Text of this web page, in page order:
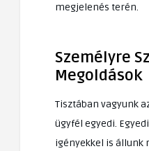
megjelenés terén.
Személyre
Megoldások
Tisztában vagyunk
ügyfél egyedi.
igényekkel is állunk